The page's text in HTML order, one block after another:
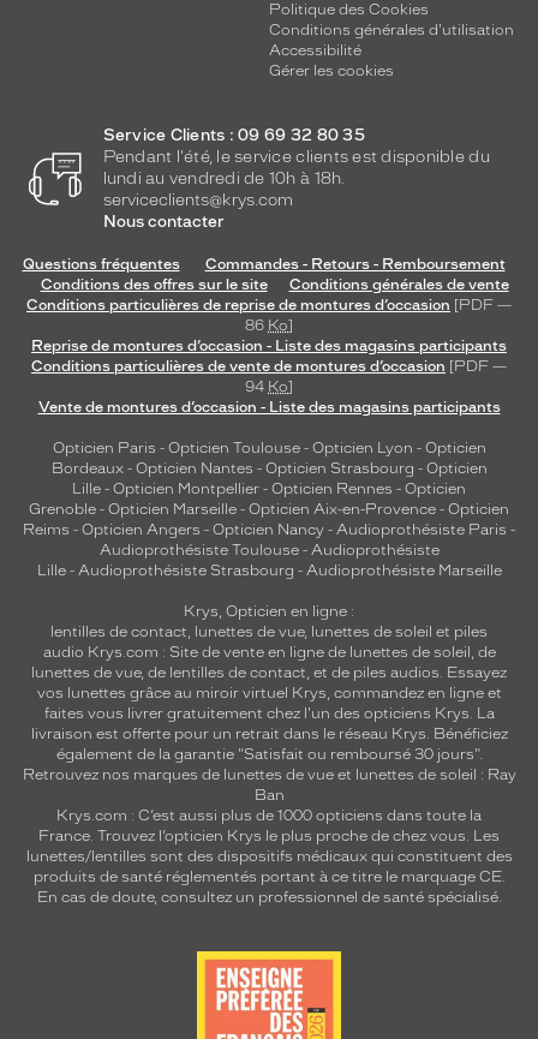
Politique des Cookies
Conditions générales d'utilisation
Accessibilité
Gérer les cookies
Service Clients : 09 69 32 80 35
Pendant l'été, le service clients est disponible du
lundi au vendredi de 10h à 18h.
serviceclients@krys.com
Nous contacter
Questions fréquentes
Commandes - Retours - Remboursement
Conditions des offres sur le site
Conditions générales de vente
Conditions particulières de reprise de montures d’occasion [PDF —
86 Ko]
Reprise de montures d’occasion - Liste des magasins participants
Conditions particulières de vente de montures d’occasion [PDF —
94 Ko]
Vente de montures d’occasion - Liste des magasins participants
Opticien Paris - Opticien Toulouse- Opticien Lyon - Opticien
Bordeaux- Opticien Nantes - Opticien Strasbourg - Opticien
Lille - Opticien Montpellier - Opticien Rennes - Opticien
Grenoble - Opticien Marseille - Opticien Aix-en-Provence - Opticien
Reims - Opticien Angers - Opticien Nancy - Audioprothésiste Paris -
Audioprothésiste Toulouse- Audioprothésiste
Lille- Audioprothésiste Strasbourg - Audioprothésiste Marseille
Krys, Opticien en ligne :
lentilles de contact, lunettes de vue, lunettes de soleil et piles
audio Krys.com : Site de vente en ligne de lunettes de soleil, de
lunettes de vue, de lentilles de contact, et de piles audios. Essayez
vos lunettes grâce au miroir virtuel Krys, commandez en ligne et
faites vous livrer gratuitement chez l'un des opticiens Krys. La
livraison est offerte pour un retrait dans le réseau Krys. Bénéficiez
également de la garantie "Satisfait ou remboursé 30 jours".
Retrouvez nos marques de lunettes de vue et lunettes de soleil : Ray
Ban
Krys.com : C’est aussi plus de 1000 opticiens dans toute la
France. Trouvez l’opticien Krys le plus proche de chez vous. Les
lunettes/lentilles sont des dispositifs médicaux qui constituent des
produits de santé réglementés portant à ce titre le marquage CE.
En cas de doute, consultez un professionnel de santé spécialisé.